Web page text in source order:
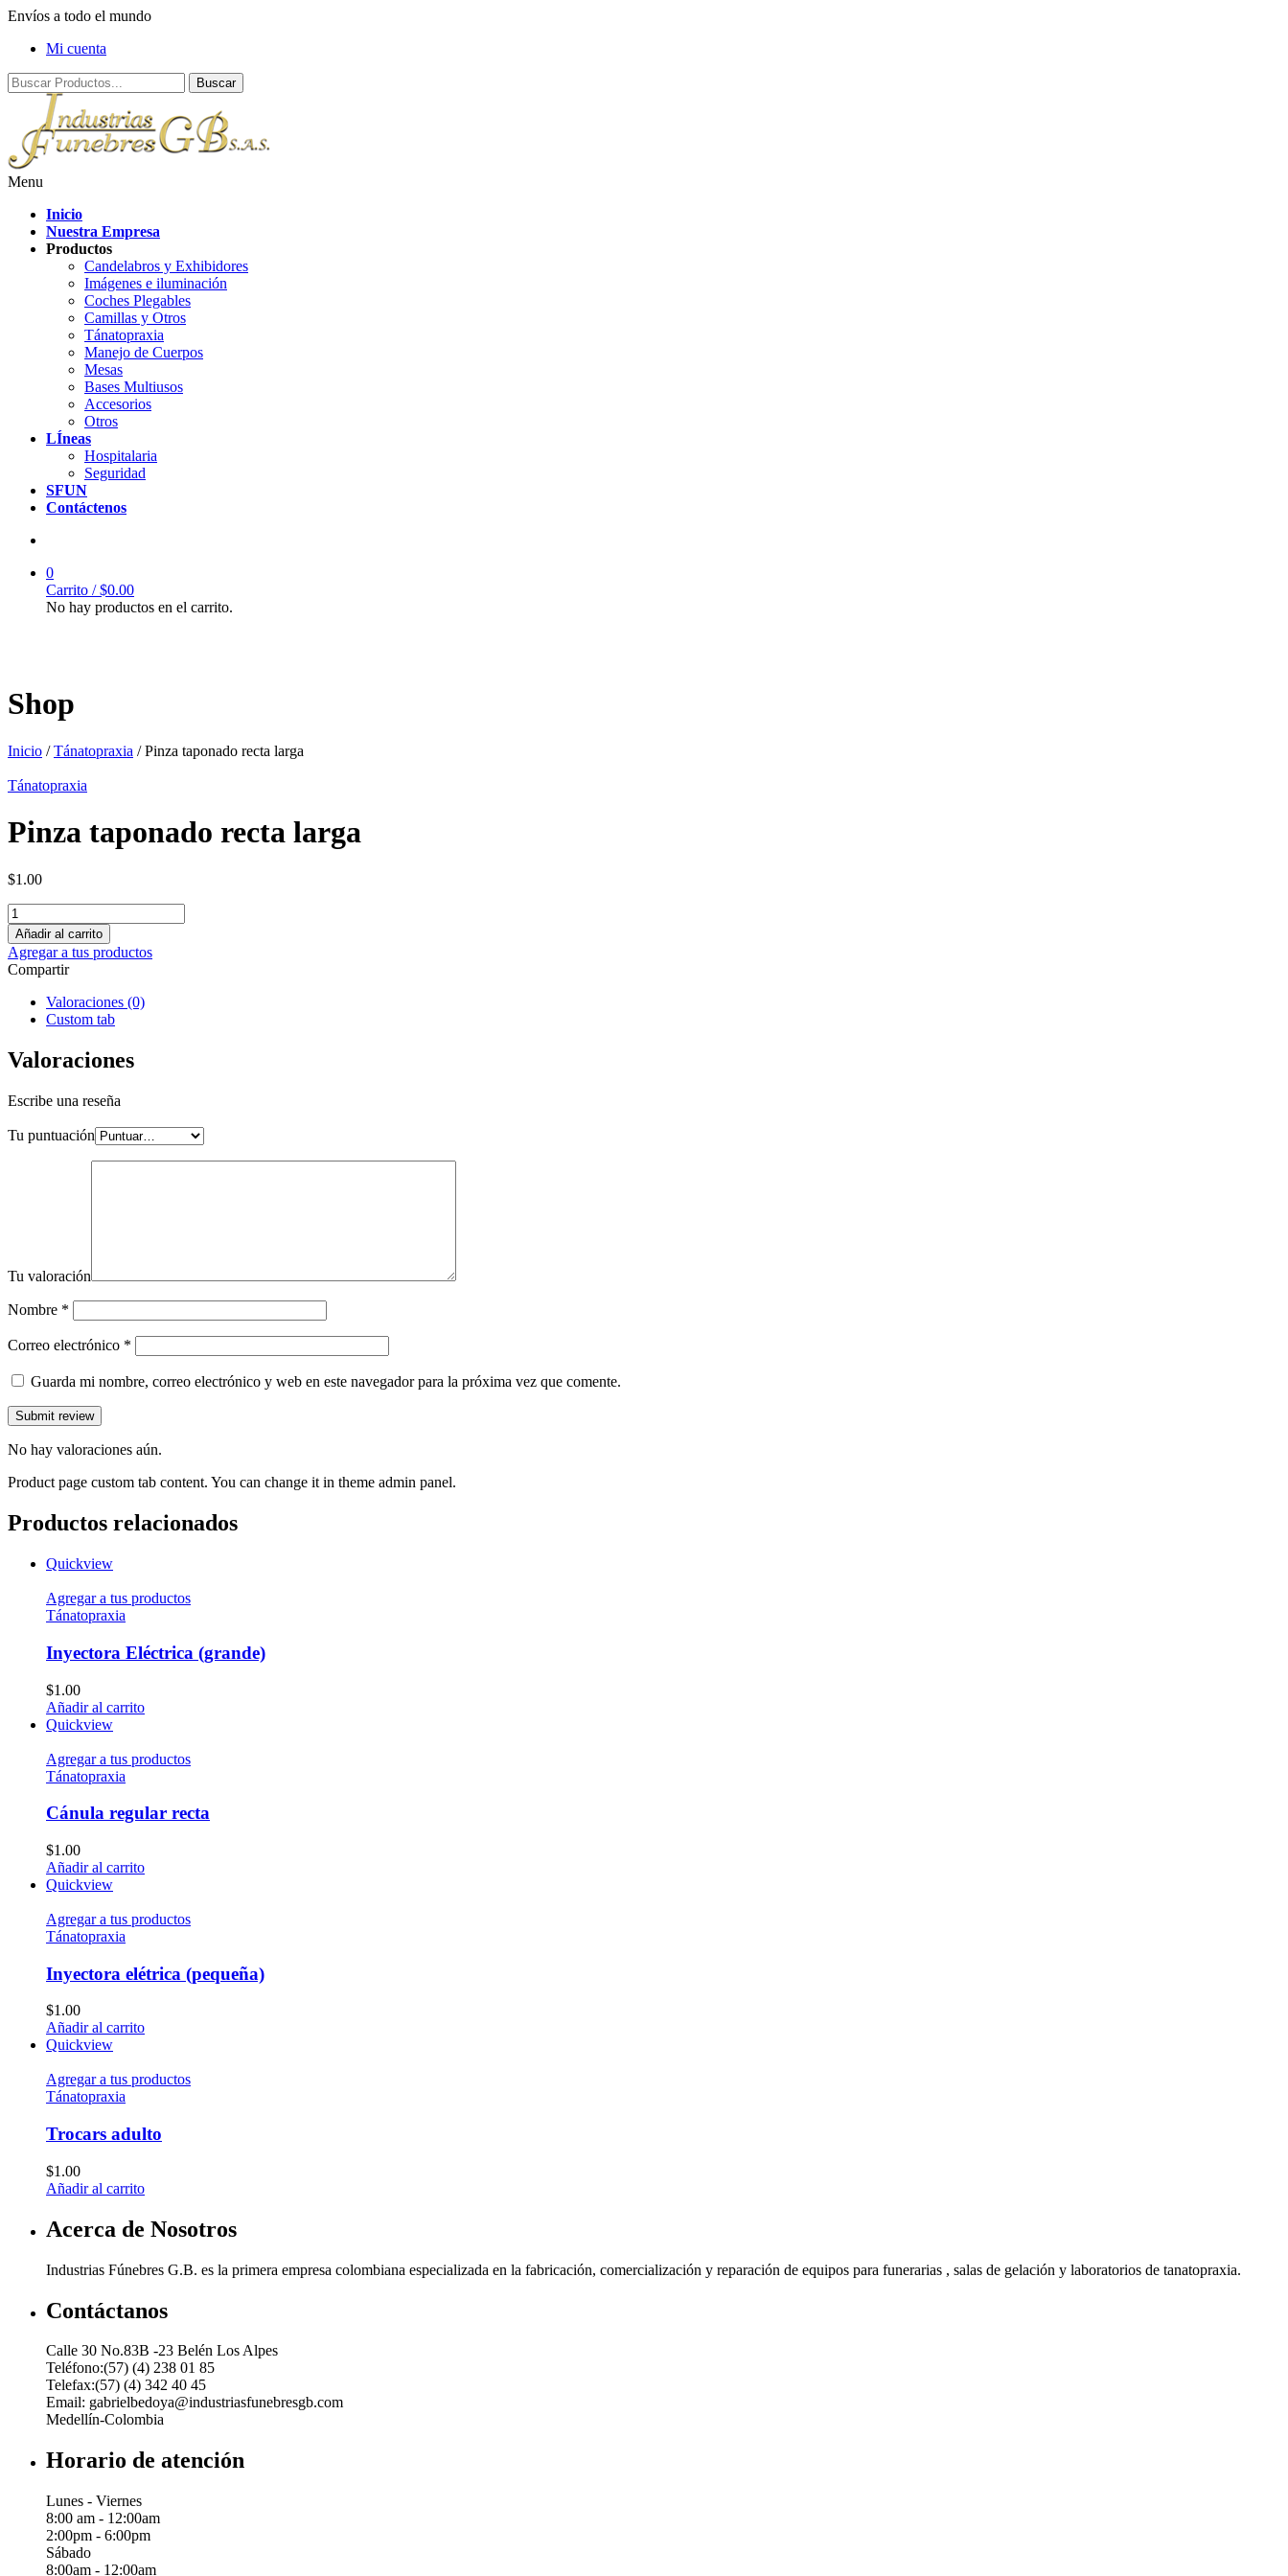
Envíos a todo el mundo
Mi cuenta
Menu
Inicio
Nuestra Empresa
Productos
Candelabros y Exhibidores
Imágenes e iluminación
Coches Plegables
Camillas y Otros
Tánatopraxia
Manejo de Cuerpos
Mesas
Bases Multiusos
Accesorios
Otros
LÍneas
Hospitalaria
Seguridad
SFUN
Contáctenos
0
Carrito /$0.00
No hay productos en el carrito.
Shop
Inicio /Tánatopraxia / Pinza taponado recta larga
Tánatopraxia
Pinza taponado recta larga
$1.00
Añadir al carrito
Agregar a tus productos
Compartir
Valoraciones (0)
Custom tab
Valoraciones
Escribe una reseña
Tu puntuación
Tu valoración
Nombre *
Correo electrónico *
Guarda mi nombre, correo electrónico y web en este navegador para la próxima vez que comente.
No hay valoraciones aún.
Product page custom tab content. You can change it in theme admin panel.
Productos relacionados
Quickview
Agregar a tus productos
Tánatopraxia
Inyectora Eléctrica (grande)
$1.00
Añadir al carrito
Quickview
Agregar a tus productos
Tánatopraxia
Cánula regular recta
$1.00
Añadir al carrito
Quickview
Agregar a tus productos
Tánatopraxia
Inyectora elétrica (pequeña)
$1.00
Añadir al carrito
Quickview
Agregar a tus productos
Tánatopraxia
Trocars adulto
$1.00
Añadir al carrito
Acerca de Nosotros
Industrias Fúnebres G.B. es la primera empresa colombiana especializada en la fabricación, comercialización y reparación de equipos para funerarias , salas de gelación y laboratorios de tanatopraxia.
Contáctanos
Calle 30 No.83B -23 Belén Los Alpes
Teléfono:(57) (4) 238 01 85
Telefax:(57) (4) 342 40 45
Email: gabrielbedoya@industriasfunebresgb.com
Medellín-Colombia
Horario de atención
Lunes - Viernes
8:00 am - 12:00am
2:00pm - 6:00pm
Sábado
8:00am - 12:00am